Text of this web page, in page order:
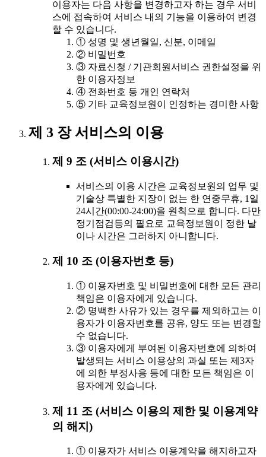
이용자는 다음 사항을 변경하고자 하는 경우 서비
스에 접속하여 서비스 내의 기능을 이용하여 변경
할 수 있습니다.
① 성명 및 생년월일, 신분, 이메일
② 비밀번호
③ 자료신청 / 기관회원서비스 권한설정을 위
한 이용자정보
④ 전화번호 등 개인 연락처
⑤ 기타 교육정보원이 인정하는 경미한 사항
제 3 장 서비스의 이용
제 9 조 (서비스 이용시간)
서비스의 이용 시간은 교육정보원의 업무 및
기술상 특별한 지장이 없는 한 연중무휴, 1일
24시간(00:00-24:00)을 원칙으로 합니다. 다만
정기점검등의 필요로 교육정보원이 정한 날
이나 시간은 그러하지 아니합니다.
제 10 조 (이용자번호 등)
① 이용자번호 및 비밀번호에 대한 모든 관리
책임은 이용자에게 있습니다.
② 명백한 사유가 있는 경우를 제외하고는 이
용자가 이용자번호를 공유, 양도 또는 변경할
수 없습니다.
③ 이용자에게 부여된 이용자번호에 의하여
발생되는 서비스 이용상의 과실 또는 제3자
에 의한 부정사용 등에 대한 모든 책임은 이
용자에게 있습니다.
제 11 조 (서비스 이용의 제한 및 이용계약
의 해지)
① 이용자가 서비스 이용계약을 해지하고자